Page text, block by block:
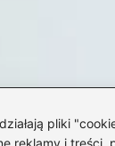
pliki
reklamy i treści,